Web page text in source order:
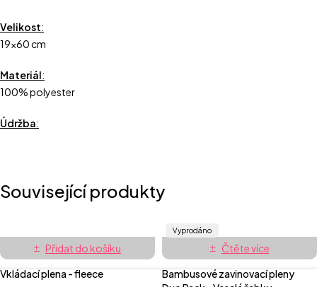
Velikost:
19×60 cm
Materiál:
100% polyester
Údržba:
Související produkty
Přidat do košíku
Vkládací plena - fleece
Vyprodáno
Čtěte více
Bambusové zavinovací pleny